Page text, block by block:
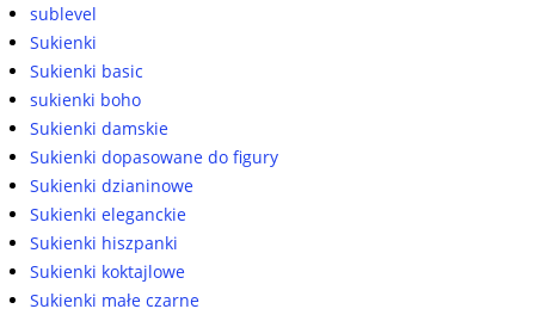
sublevel
Sukienki
Sukienki basic
sukienki boho
Sukienki damskie
Sukienki dopasowane do figury
Sukienki dzianinowe
Sukienki eleganckie
Sukienki hiszpanki
Sukienki koktajlowe
Sukienki małe czarne